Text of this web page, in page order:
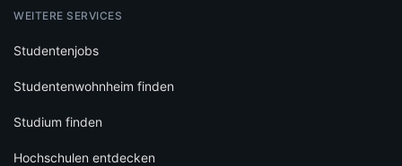
WEITERE SERVICES
Studentenjobs
Studentenwohnheim finden
Studium finden
Hochschulen entdecken